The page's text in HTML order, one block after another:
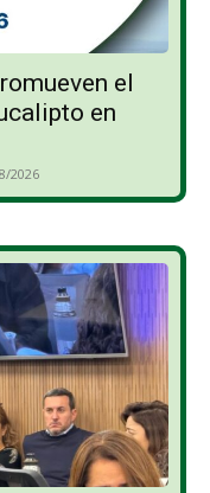
el
en
2026